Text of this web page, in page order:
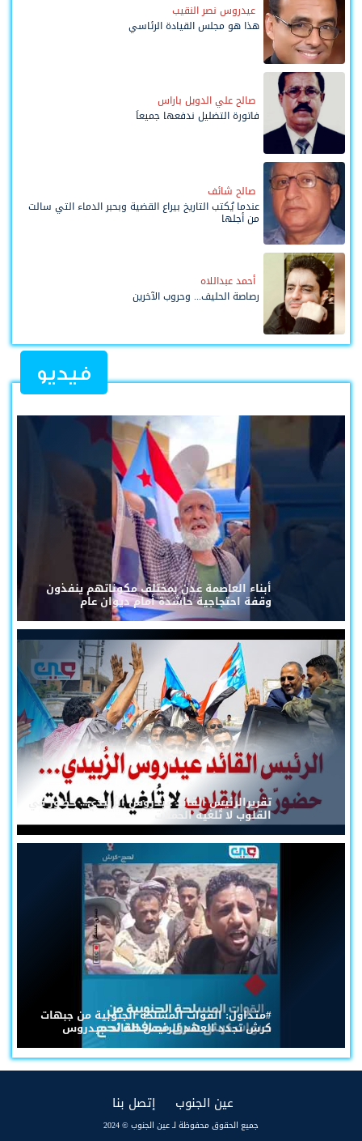
عيدروس نصر النقيب
هذا هو مجلس القيادة الرئاسي
صالح علي الدويل باراس
فاتورة التضليل ندفعها جميعاً
صالح شائف
عندما يُكتب التاريخ بيراع القضية وبحبر الدماء التي سالت
من أجلها
أحمد عبداللاه
رصاصة الحليف... وحروب الآخرين
فيديو
أبناء العاصمة عدن بمختلف مكوناتهم ينفذون
وقفة احتجاجية حاشدة أمام ديوان عام
تقريرالرئيس القائد عيدروس الزُبيدي... حضورٌ في
القلوب لا تُلغيه الحملات
#متداول: القوات المسلحة الجنوبية من جبهات
كرش تجدد العهد للرئيس القائد عيدروس
عين الجنوب إتصل بنا
جميع الحقوق محفوظة لـ عين الجنوب © 2024